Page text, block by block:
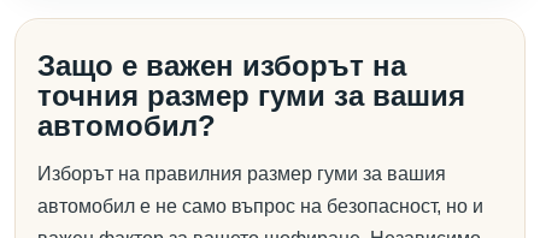
Защо е важен изборът на
точния размер гуми за вашия
автомобил?
Изборът на правилния размер гуми за вашия
автомобил е не само въпрос на безопасност, но и